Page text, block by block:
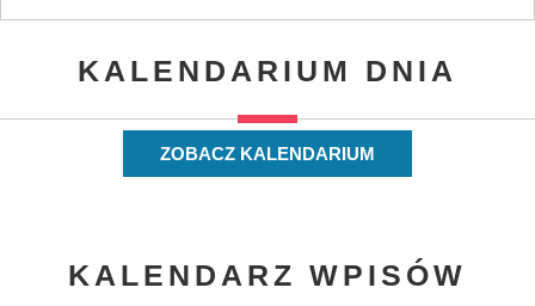
KALENDARIUM DNIA
ZOBACZ KALENDARIUM
KALENDARZ WPISÓW